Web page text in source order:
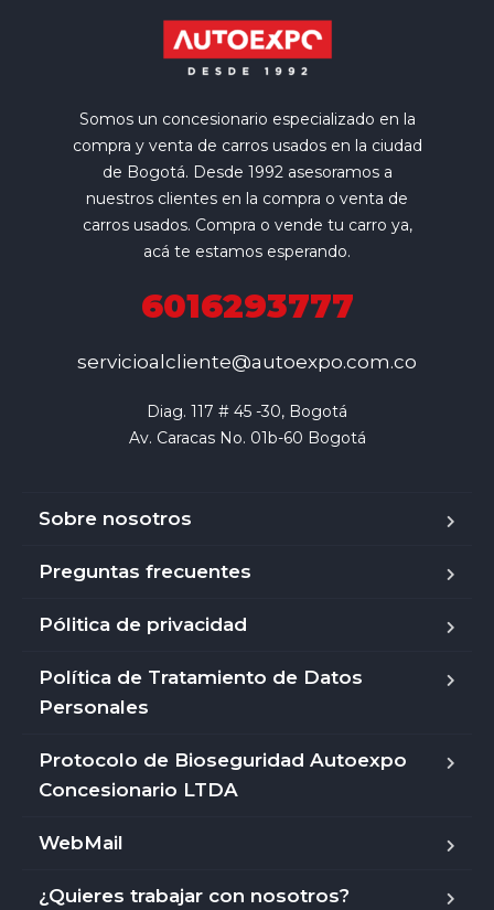
Somos un concesionario especializado en la
compra y venta de carros usados en la ciudad
de Bogotá. Desde 1992 asesoramos a
nuestros clientes en la compra o venta de
carros usados. Compra o vende tu carro ya,
acá te estamos esperando.
6016293777
servicioalcliente@autoexpo.com.co
Diag. 117 # 45 -30, Bogotá
Av. Caracas No. 01b-60 Bogotá
Sobre nosotros
Preguntas frecuentes
Pólitica de privacidad
Política de Tratamiento de Datos
Personales
Protocolo de Bioseguridad Autoexpo
Concesionario LTDA
WebMail
¿Quieres trabajar con nosotros?